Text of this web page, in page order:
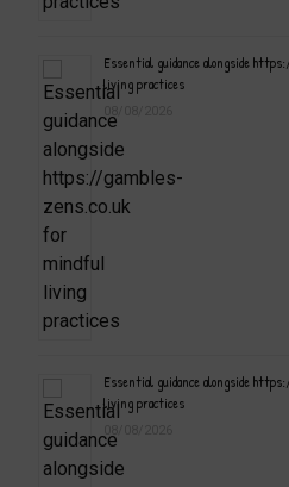
Essential guidance alongside
living practices
Essential guidance alongside
living practices